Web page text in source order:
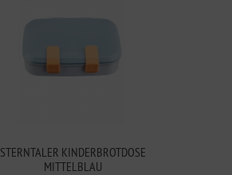
STERNTALER KINDERBROTDOSE
MITTELBLAU